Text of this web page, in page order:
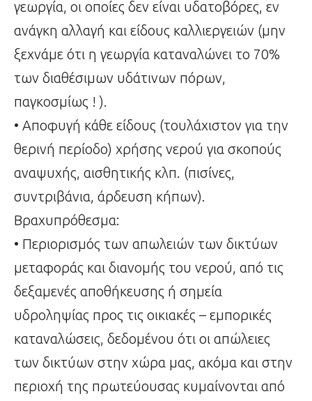
γεωργία, οι οποίες δεν είναι υδατοβόρες, εν
ανάγκη αλλαγή και είδους καλλιεργειών (μην
ξεχνάμε ότι η γεωργία καταναλώνει το 70%
των διαθέσιμων υδάτινων πόρων,
παγκοσμίως ! ).
• Αποφυγή κάθε είδους (τουλάχιστον για την
θερινή περίοδο) χρήσης νερού για σκοπούς
αναψυχής, αισθητικής κλπ. (πισίνες,
συντριβάνια, άρδευση κήπων).
Βραχυπρόθεσμα:
• Περιορισμός των απωλειών των δικτύων
μεταφοράς και διανομής του νερού, από τις
δεξαμενές αποθήκευσης ή σημεία
υδροληψίας προς τις οικιακές – εμπορικές
καταναλώσεις, δεδομένου ότι οι απώλειες
των δικτύων στην χώρα μας, ακόμα και στην
περιοχή της πρωτεύουσας κυμαίνονται από